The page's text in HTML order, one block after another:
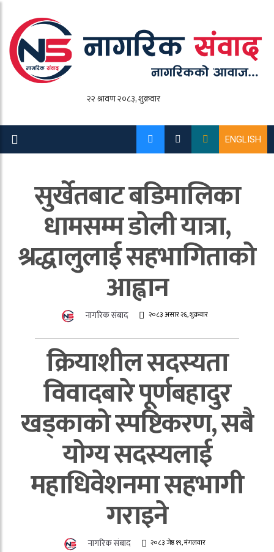
ENGLISH
सुर्खेतबाट बडिमालिका
धामसम्म डोली यात्रा,
श्रद्धालुलाई सहभागिताको
आह्वान
नागरिक संबाद २०८३ असार २६, शुक्रबार
क्रियाशील सदस्यता
विवादबारे पूर्णबहादुर
खड्काको स्पष्टिकरण, सबै
योग्य सदस्यलाई
महाधिवेशनमा सहभागी
गराइने
नागरिक संबाद २०८३ जेष्ठ १९, मंगलवार